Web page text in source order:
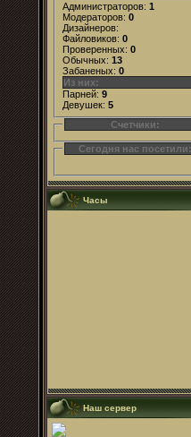
Администраторов: 1
Модераторов: 0
Дизайнеров:
Файловиков: 0
Проверенных: 0
Обычных: 13
Забаненых: 0
Из них:
Парней: 9
Девушек: 5
Счетчики:
Сегодня нас посетили:
Часы
Наш сервер